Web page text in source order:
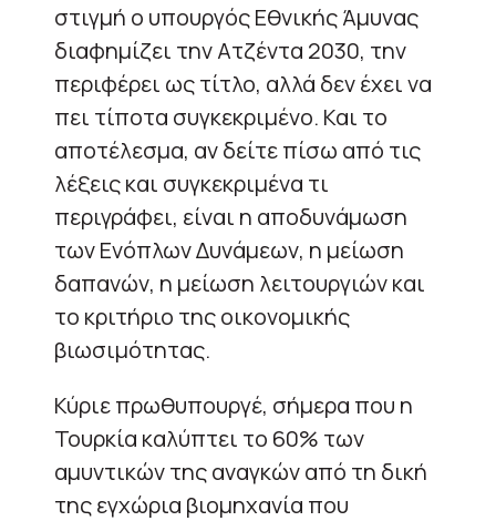
στιγμή ο υπουργός Εθνικής Άμυνας
διαφημίζει την Ατζέντα 2030, την
περιφέρει ως τίτλο, αλλά δεν έχει να
πει τίποτα συγκεκριμένο. Και το
αποτέλεσμα, αν δείτε πίσω από τις
λέξεις και συγκεκριμένα τι
περιγράφει, είναι η αποδυνάμωση
των Ενόπλων Δυνάμεων, η μείωση
δαπανών, η μείωση λειτουργιών και
το κριτήριο της οικονομικής
βιωσιμότητας.
Κύριε πρωθυπουργέ, σήμερα που η
Τουρκία καλύπτει το 60% των
αμυντικών της αναγκών από τη δική
της εγχώρια βιομηχανία που